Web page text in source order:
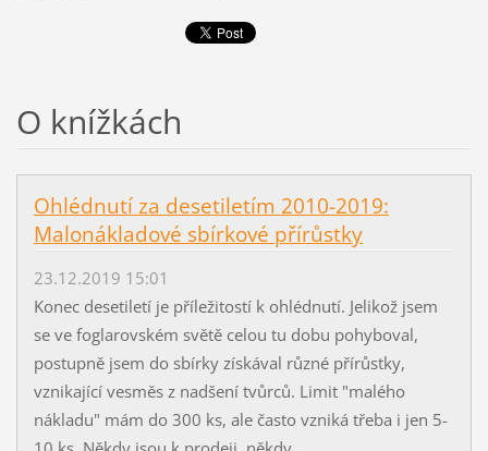
O knížkách
Ohlédnutí za desetiletím 2010-2019:
Malonákladové sbírkové přírůstky
23.12.2019 15:01
Konec desetiletí je příležitostí k ohlédnutí. Jelikož jsem
se ve foglarovském světě celou tu dobu pohyboval,
postupně jsem do sbírky získával různé přírůstky,
vznikající vesměs z nadšení tvůrců. Limit "malého
nákladu" mám do 300 ks, ale často vzniká třeba i jen 5-